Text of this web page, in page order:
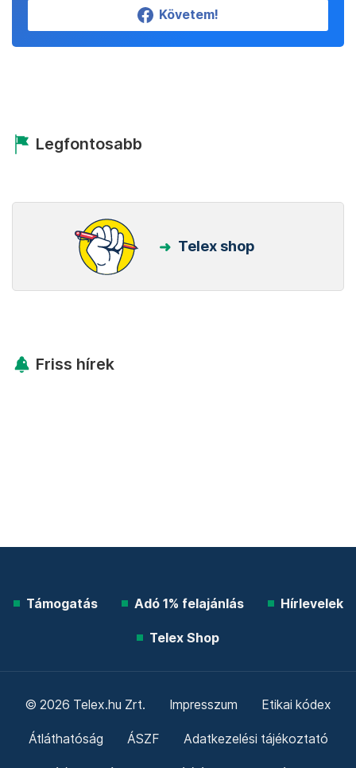
Követem!
Legfontosabb
Telex shop
Friss hírek
Támogatás Adó 1% felajánlás Hírlevelek
Telex Shop
© 2026 Telex.hu Zrt. Impresszum Etikai kódex
Átláthatóság ÁSZF Adatkezelési tájékoztató